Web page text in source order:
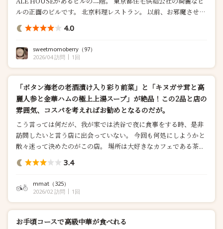
ルの正面のビルです。 北京料理レストラン。 以前、お邪魔させて
戴いた事があり、とても美味しかったので、リピーターで、久々
の来訪。 土曜日の夜、ちょうど、素晴らしいコ...
4.0
sweetmomoberry （97）
2026/04 訪問
1回
「ボタン海老の老酒漬け入り彩り前菜」と「キヌガサ茸と高
麗人参と金華ハムの極上上湯スープ」が絶品！この2品と店の
雰囲気、コスパを考えればお勧めとなるのだが。
こう言っては何だが、我が家では渋谷で夜に食事をする時、是非
訪問したいと言う店に出会っていない。 今回も何処にしようかと
散々迷って決めたのがこの店。 場所は大好きなカフェである茶...
3.4
mmat （325）
2026/02 訪問
1回
お手頃コースで高級中華が食べれる